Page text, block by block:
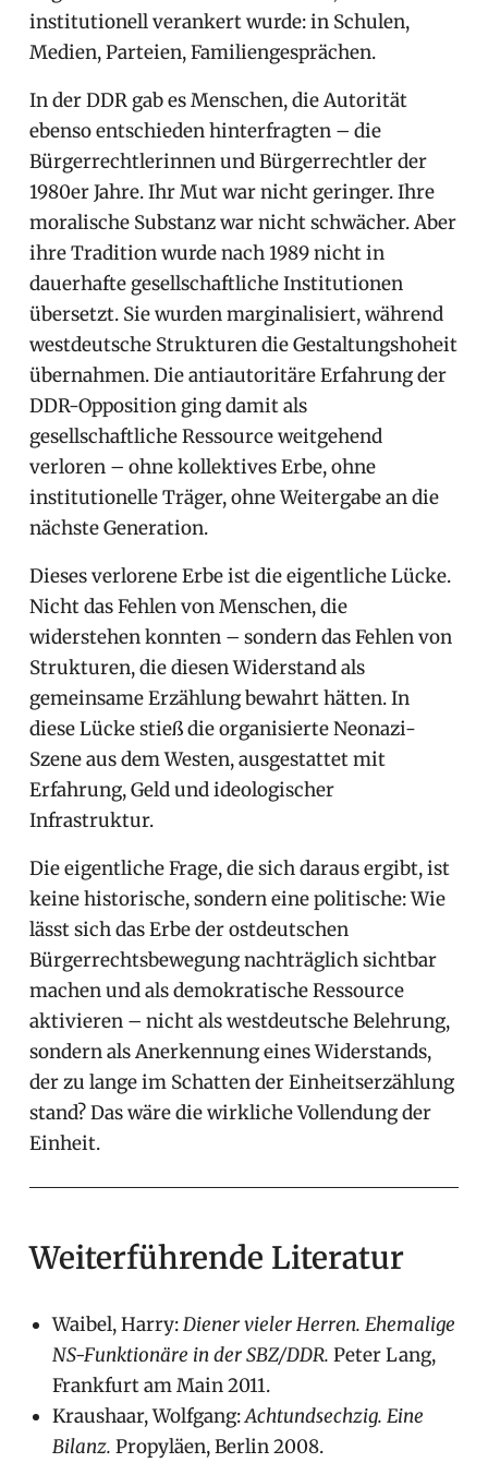
institutionell verankert wurde: in Schulen,
Medien, Parteien, Familiengesprächen.
In der DDR gab es Menschen, die Autorität
ebenso entschieden hinterfragten – die
Bürgerrechtlerinnen und Bürgerrechtler der
1980er Jahre. Ihr Mut war nicht geringer. Ihre
moralische Substanz war nicht schwächer. Aber
ihre Tradition wurde nach 1989 nicht in
dauerhafte gesellschaftliche Institutionen
übersetzt. Sie wurden marginalisiert, während
westdeutsche Strukturen die Gestaltungshoheit
übernahmen. Die antiautoritäre Erfahrung der
DDR-Opposition ging damit als
gesellschaftliche Ressource weitgehend
verloren – ohne kollektives Erbe, ohne
institutionelle Träger, ohne Weitergabe an die
nächste Generation.
Dieses verlorene Erbe ist die eigentliche Lücke.
Nicht das Fehlen von Menschen, die
widerstehen konnten – sondern das Fehlen von
Strukturen, die diesen Widerstand als
gemeinsame Erzählung bewahrt hätten. In
diese Lücke stieß die organisierte Neonazi-
Szene aus dem Westen, ausgestattet mit
Erfahrung, Geld und ideologischer
Infrastruktur.
Die eigentliche Frage, die sich daraus ergibt, ist
keine historische, sondern eine politische: Wie
lässt sich das Erbe der ostdeutschen
Bürgerrechtsbewegung nachträglich sichtbar
machen und als demokratische Ressource
aktivieren – nicht als westdeutsche Belehrung,
sondern als Anerkennung eines Widerstands,
der zu lange im Schatten der Einheitserzählung
stand? Das wäre die wirkliche Vollendung der
Einheit.
Weiterführende Literatur
Waibel, Harry:Diener vieler Herren. Ehemalige
NS-Funktionäre in der SBZ/DDR. Peter Lang,
Frankfurt am Main 2011.
Kraushaar, Wolfgang:Achtundsechzig. Eine
Bilanz. Propyläen, Berlin 2008.